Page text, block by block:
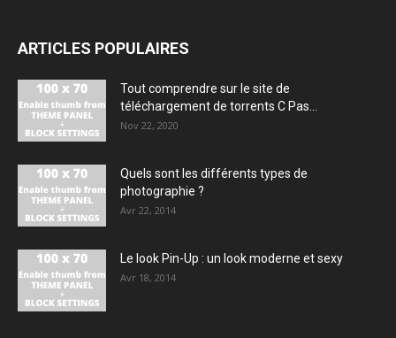
ARTICLES POPULAIRES
Tout comprendre sur le site de
téléchargement de torrents C Pas...
Nov 22, 2020
Quels sont les différents types de
photographie ?
Avr 22, 2014
Le look Pin-Up : un look moderne et sexy
Avr 18, 2014